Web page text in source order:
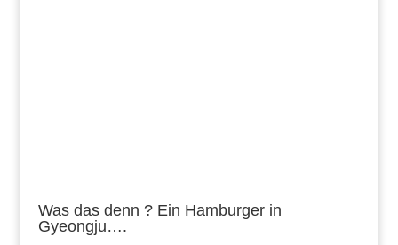
Was das denn ? Ein Hamburger in
Gyeongju….